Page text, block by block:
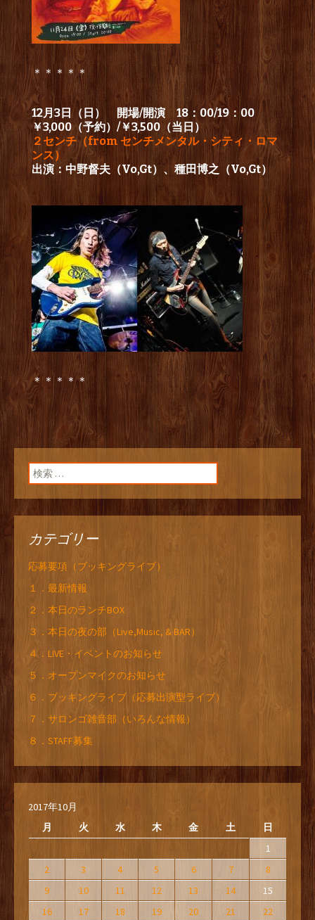
＊＊＊＊＊
12月3日（日） 開場/開演 18：00/19：00
￥3,000（予約）/￥3,500（当日）
２センチ（from センチメンタル・シティ・ロマ
ンス）
出演：中野督夫（Vo,Gt）、種田博之（Vo,Gt）
＊＊＊＊＊
検索:
カテゴリー
応募要項（ブッキングライブ）
１．最新情報
２．本日のランチBOX
３．本日の夜の部（Live,Music, & BAR）
４．LIVE・イベントのお知らせ
５．オープンマイクのお知らせ
６．ブッキングライブ（応募出演型ライブ）
７．サロンゴ雑音部（いろんな情報）
８．STAFF募集
2017年10月
月
火 水 木 金 土 日
1
2
3 4 5 6 7
8
9
10 11 12 13 14
15
16
17 18 19 20 21
22